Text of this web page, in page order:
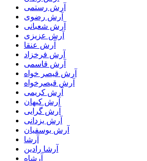
آرش رستمى
آرش رضوی
آرش شعبانی
آرش عزیزی
آرش عنقا
آرش فرخزاد
آرش قاسمی
آرش قیصر خواه
آرش قیصرخواه
آرش کریمی
آرش کیهان
آرش گرایی
آرش یزدانی
آرش یوسفیان
آرشا
آرشا رادین
آرشاه